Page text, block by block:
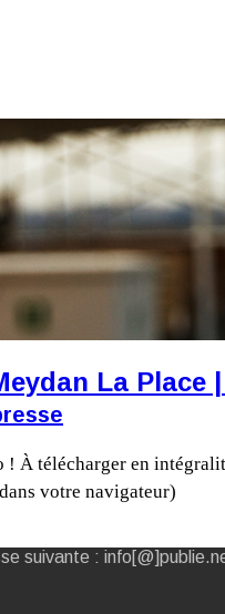
La
À télécharger en
votre navigateur)
suivante :